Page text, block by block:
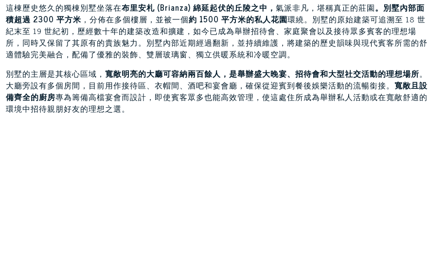
這棟歷史悠久的獨棟別墅坐落在布里安札 (Brianza) 綿延起伏的丘陵之中， 氣派非凡，堪稱真正的莊園。別墅內部面
積超過 2300 平方米 ，分佈在多個樓層，並被一個約 1500 平方米的私人花園環繞。別墅的原始建築可追溯至 18 世
紀末至 19 世紀初，歷經數十年的建築改造和擴建，如今已成為舉辦招待會、家庭聚會以及接待眾多賓客的理想場
所，同時又保留了其原有的貴族魅力。別墅內部近期經過翻新，並持續維護，將建築的歷史韻味與現代賓客所需的舒
適體驗完美融合，配備了優雅的裝飾、雙層玻璃窗、獨立供暖系統和冷暖空調。
別墅的主層是其核心區域， 寬敞明亮的大廳可容納兩百餘人，是舉辦盛大晚宴、招待會和大型社交活動的理想場所。
大廳旁設有多個房間，目前用作接待區、衣帽間、酒吧和宴會廳，確保從迎賓到餐後娛樂活動的流暢銜接。 寬敞且設
備齊全的廚房專為籌備高檔宴會而設計，即使賓客眾多也能高效管理，使這處住所成為舉辦私人活動或在寬敞舒適的
環境中招待親朋好友的理想之選。